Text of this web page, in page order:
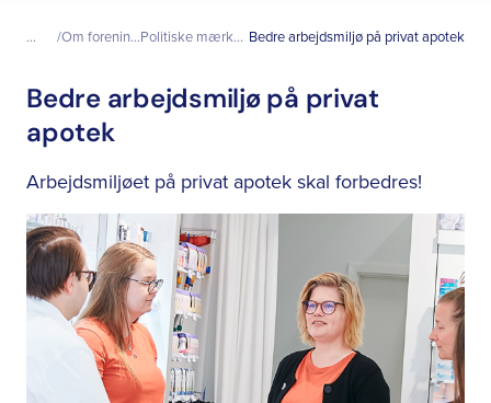
... Om foreningen Politiske mærkesager Bedre arbejdsmiljø på privat apotek
Bedre arbejdsmiljø på privat
apotek
Arbejdsmiljøet på privat apotek skal forbedres!